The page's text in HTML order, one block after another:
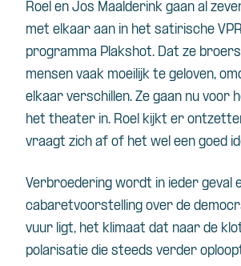
Roel en Jos Maalderink gaan al
met elkaar aan in het satirische
programma Plakshot. Dat ze broers
mensen vaak moeilijk te geloven,
elkaar verschillen. Ze gaan nu voor
het theater in. Roel kijkt er
vraagt zich af of het wel een goed
Verbroedering wordt in ieder geval
cabaretvoorstelling over de
vuur ligt, het klimaat dat naar de
polarisatie die steeds verder